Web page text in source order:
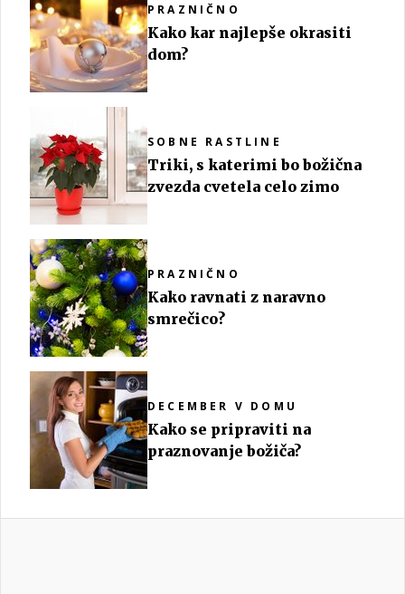
PRAZNIČNO
Kako kar najlepše okrasiti
dom?
SOBNE RASTLINE
Triki, s katerimi bo božična
zvezda cvetela celo zimo
PRAZNIČNO
Kako ravnati z naravno
smrečico?
DECEMBER V DOMU
Kako se pripraviti na
praznovanje božiča?